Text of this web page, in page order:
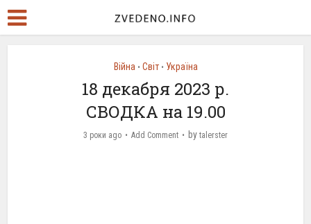
Війна • Світ • Україна
18 декабря 2023 р.
СВОДКА на 19.00
3 роки ago Add Comment by talerster